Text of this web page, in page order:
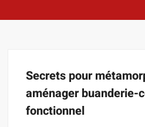
Secrets pour
aménager buanderie-
fonctionnel